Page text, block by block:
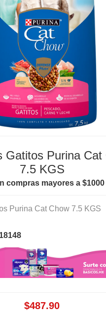
Gatitos Purina Cat
7.5 KGS
compras mayores a $1000
Purina Cat Chow 7.5 KGS
$487.90